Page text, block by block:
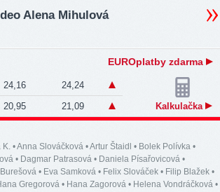
Alena Mihulová
EUROplatby zdarma
24,16 24,24
20,95 21,09 Kalkulačka
K. •Anna Slováčková •Artur Štaidl • Bolek Polívka •
• Dagmar Patrasová • Daniela Písařovicová •
• Eva Samková • Felix Slováček • Filip Blažek •
Gregorová • Hana Zagorová • Helena Vondráčková •